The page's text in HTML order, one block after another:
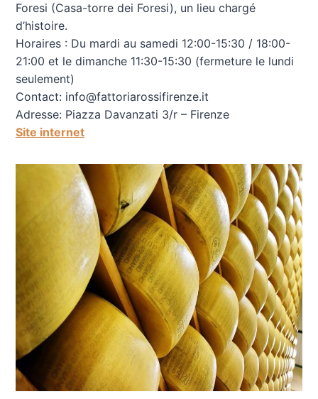
Foresi (Casa-torre dei Foresi), un lieu chargé
d’histoire.
Horaires : Du mardi au samedi 12:00-15:30 / 18:00-
21:00 et le dimanche 11:30-15:30 (fermeture le lundi
seulement)
Contact: info@fattoriarossifirenze.it
Adresse: Piazza Davanzati 3/r – Firenze
Site internet